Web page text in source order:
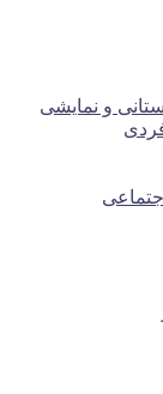
و نمایشی